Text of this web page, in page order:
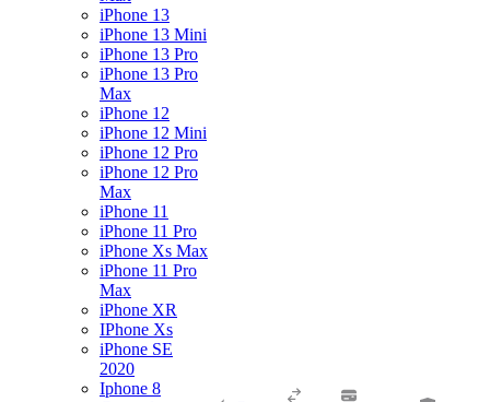
iPhone 13
iPhone 13 Mini
iPhone 13 Pro
iPhone 13 Pro
Max
iPhone 12
iPhone 12 Mini
iPhone 12 Pro
iPhone 12 Pro
Max
iPhone 11
iPhone 11 Pro
iPhone Xs Max
iPhone 11 Pro
Max
iPhone XR
IPhone Xs
iPhone SE
2020
Iphone 8